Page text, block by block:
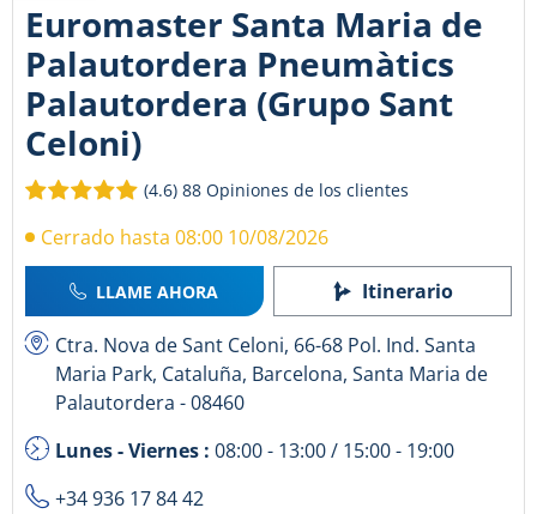
Euromaster Santa Maria de
Palautordera Pneumàtics
Palautordera (Grupo Sant
Celoni)
(4.6) 88 Opiniones de los clientes
Cerrado hasta 08:00 10/08/2026
LLAME AHORA Itinerario
Ctra. Nova de Sant Celoni, 66-68 Pol. Ind. Santa
Maria Park, Cataluña, Barcelona, Santa Maria de
Palautordera - 08460
Lunes - Viernes : 08:00 - 13:00 / 15:00 - 19:00
+34 936 17 84 42